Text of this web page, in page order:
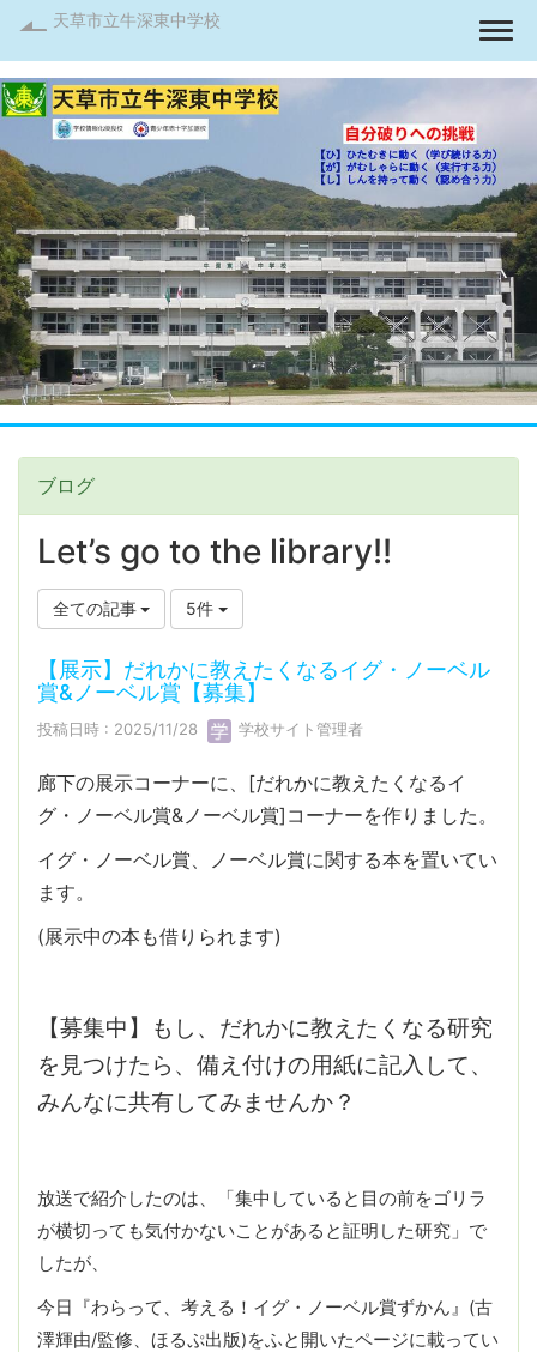
天草市立牛深東中学校
ブログ
Let’s go to the library!!
全ての記事 5件
【展示】だれかに教えたくなるイグ・ノーベル
賞&ノーベル賞【募集】
投稿日時 : 2025/11/28 学校サイト管理者
廊下の展示コーナーに、[だれかに教えたくなるイ
グ・ノーベル賞&ノーベル賞]コーナーを作りました。
イグ・ノーベル賞、ノーベル賞に関する本を置いてい
ます。
(展示中の本も借りられます)
【募集中】もし、だれかに教えたくなる研究
を見つけたら、備え付けの用紙に記入して、
みんなに共有してみませんか？
放送で紹介したのは、「集中していると目の前をゴリラ
が横切っても気付かないことがあると証明した研究」で
したが、
今日『わらって、考える！イグ・ノーベル賞ずかん』(古
澤輝由/監修、ほるぷ出版)をふと開いたページに載ってい